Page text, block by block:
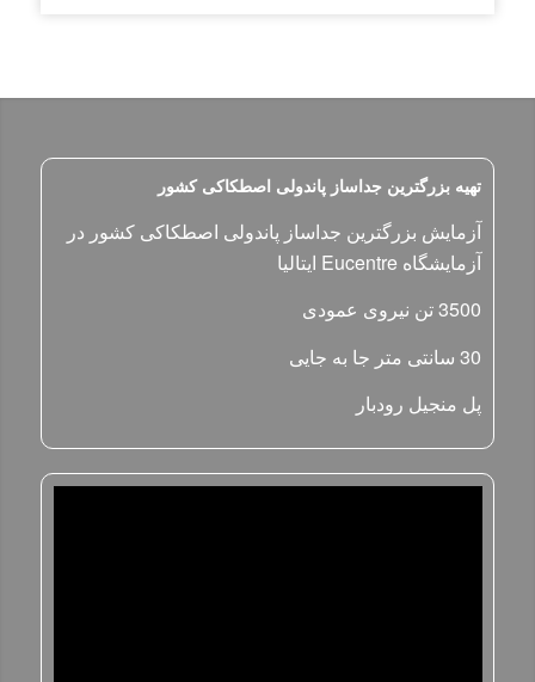
تهیه بزرگترین جداساز پاندولی اصطکاکی کشور
آزمایش بزرگترین جداساز پاندولی اصطکاکی کشور در
آزمایشگاه Eucentre ایتالیا
3500 تن نیروی عمودی
30 سانتی متر جا به جایی
پل منجیل رودبار